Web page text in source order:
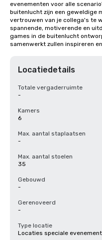
evenementen voor alle
buitenlucht zijn een geweldige
vertrouwen van je collega's te
spannende, motiverende en
games in de buitenlucht
samenwerkt zullen inspireren
Locatiedetails
Totale vergaderruimte
-
Kamers
6
Max. aantal staplaatsen
-
Max. aantal stoelen
35
Gebouwd
-
Gerenoveerd
-
Type locatie
Locaties speciale